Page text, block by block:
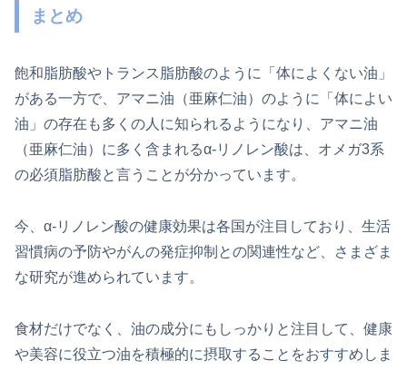
まとめ
飽和脂肪酸やトランス脂肪酸のように「体によくない油」
がある一方で、アマニ油（亜麻仁油）のように「体によい
油」の存在も多くの人に知られるようになり、アマニ油
（亜麻仁油）に多く含まれるα-リノレン酸は、オメガ3系
の必須脂肪酸と言うことが分かっています。
今、α-リノレン酸の健康効果は各国が注目しており、生活
習慣病の予防やがんの発症抑制との関連性など、さまざま
な研究が進められています。
食材だけでなく、油の成分にもしっかりと注目して、健康
や美容に役立つ油を積極的に摂取することをおすすめしま